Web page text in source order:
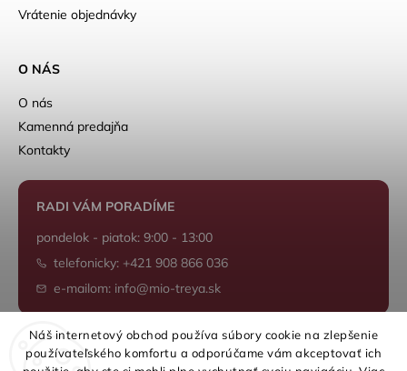
Náš internetový obchod používa súbory cookie na zlepšenie
používateľského komfortu a odporúčame vám akceptovať ich
Vrátenie objednávky
O NÁS
O nás
Kamenná predajňa
Kontakty
RADI VÁM PORADÍME
pondelok - piatok: 9:00 - 13:00
telefonicky: +421 908 866 036
e-mailom: info@mio-treya.sk